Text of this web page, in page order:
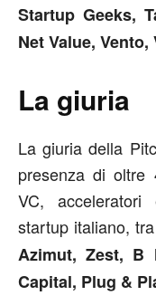
Startup Geeks,
Net Value,
La giuria
La giuria della
presenza di oltre
VC, acceleratori
startup italiano,
Azimut, Zest, B
Capital, Plug &